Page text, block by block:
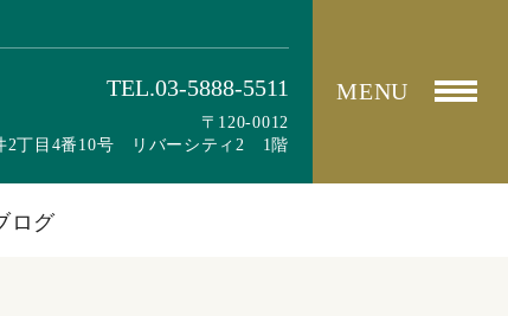
TEL.03-5888-5511
〒120-0012
2丁目4番10号 リバーシティ2 1階
MENU
ログ